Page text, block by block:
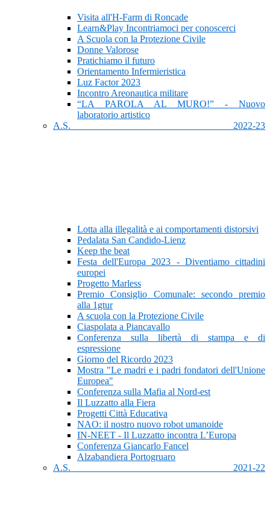
Visita all'H-Farm di Roncade
Learn&Play Incontriamoci per conoscerci
A Scuola con la Protezione Civile
Donne Valorose
Pratichiamo il futuro
Orientamento Infermieristica
Luz Factor 2023
Incontro Areonautica militare
“LA PAROLA AL MURO!” - Nuovo
laboratorio artistico
A.S. 2022-23
Lotta alla illegalità e ai comportamenti distorsivi
Pedalata San Candido-Lienz
Keep the beat
Festa dell'Europa 2023 - Diventiamo cittadini
europei
Progetto Marless
Premio Consiglio Comunale: secondo premio
alla 1gtur
A scuola con la Protezione Civile
Ciaspolata a Piancavallo
Conferenza sulla libertà di stampa e di
espressione
Giorno del Ricordo 2023
Mostra "Le madri e i padri fondatori dell'Unione
Europea"
Conferenza sulla Mafia al Nord-est
Il Luzzatto alla Fiera
Progetti Città Educativa
NAO: il nostro nuovo robot umanoide
IN-NEET - Il Luzzatto incontra L’Europa
Conferenza Giancarlo Fancel
Alzabandiera Portogruaro
A.S. 2021-22